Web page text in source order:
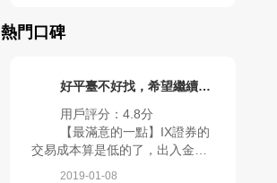
熱門口碑
好平臺不好找，希望繼續保持！
用戶評分： 4.8分
【最滿意的一點】IX證券的
交易成本算是低的了，出入金很
2019-01-08